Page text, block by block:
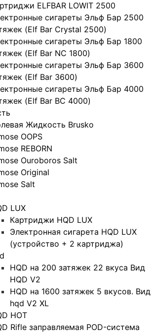
ELFBAR LOWIT 2500
сигареты Эльф Бар 2500
(Elf Bar Crystal 2500)
сигареты Эльф Бар 1800
(Elf Bar NC 1800)
сигареты Эльф Бар 3600
(Elf Bar 3600)
сигареты Эльф Бар 4000
(Elf Bar BC 4000)
Жидкость Brusko
OOPS
REBORN
Ouroboros Salt
Original
Salt
LUX
Картриджи HQD LUX
Электронная сигарета HQD LUX
(устройство + 2 картриджа)
HQD на 200 затяжек 22 вкуса Вид
HQD V2
HQD на 1600 затяжек 5 вкусов. Вид
hqd V2 XL
HOT
Rifle заправляемая POD-система